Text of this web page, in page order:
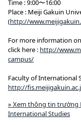
Time : 9:00〜16:00
Place : Meiji Gakuin
(http://
For more information
click here : http://
campus/
Faculty of International
http://
» Xem thông tin trường
International Studies